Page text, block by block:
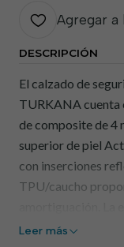
Agregar a
DESCRIPCIÓN
El calzado de
TURKANA cuenta
de composite de 4
superior de piel
con inserciones
TPU/caucho
celda cerrada
Leer más